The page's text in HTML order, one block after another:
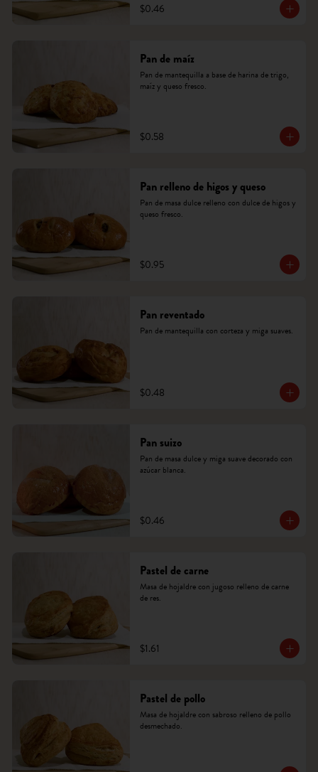
$0.46
Pan de maíz
Pan de mantequilla a base de harina de trigo,
maíz y queso fresco.
$0.58
Pan relleno de higos y queso
Pan de masa dulce relleno con dulce de higos y
queso fresco.
$0.95
Pan reventado
Pan de mantequilla con corteza y miga suaves.
$0.48
Pan suizo
Pan de masa dulce y miga suave decorado con
azúcar blanca.
$0.46
Pastel de carne
Masa de hojaldre con jugoso relleno de carne
de res.
$1.61
Pastel de pollo
Masa de hojaldre con sabroso relleno de pollo
desmechado.